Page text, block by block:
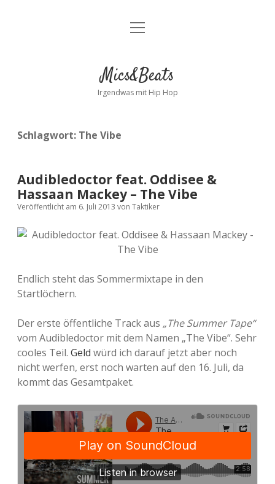
Kontakt
facebookinstagram
bandcamp
spotify
Menü
Mics&Beats
Irgendwas mit Hip Hop
Schlagwort: The Vibe
Audibledoctor feat. Oddisee &
Hassaan Mackey – The Vibe
Veröffentlicht am 6. Juli 2013 von Taktiker
Endlich steht das Sommermixtape in den
Startlöchern.
Der erste öffentliche Track aus „The Summer Tape“
vom Audibledoctor mit dem Namen „The Vibe“. Sehr
cooles Teil. Geld würd ich darauf jetzt aber noch
nicht werfen, erst noch warten auf den 16. Juli, da
kommt das Gesamtpaket.